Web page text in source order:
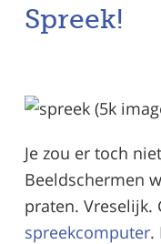
Spreek!
Je zou er toch
Beeldschermen
praten. Vreselijk.
spreekcomputer.